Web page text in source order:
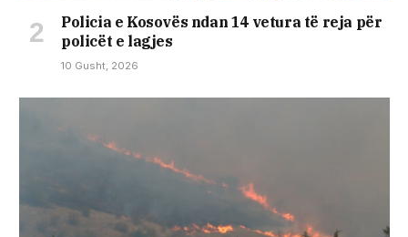
Policia e Kosovës ndan 14 vetura të reja për
policët e lagjes
10 Gusht, 2026